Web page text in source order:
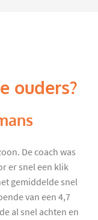
ouders?
De coach was
er snel een klik
gemiddelde snel
van een 4,7
al snel achten en